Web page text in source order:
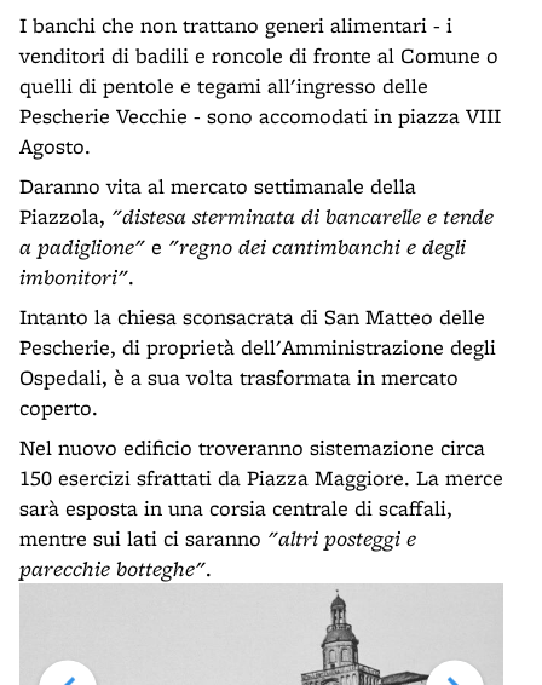
I banchi che non trattano generi alimentari - i
venditori di badili e roncole di fronte al Comune o
quelli di pentole e tegami all'ingresso delle
Pescherie Vecchie - sono accomodati in piazza VIII
Agosto.
Daranno vita al mercato settimanale della
Piazzola, "distesa sterminata di bancarelle e tende
a padiglione" e "regno dei cantimbanchi e degli
imbonitori".
Intanto la chiesa sconsacrata di San Matteo delle
Pescherie, di proprietà dell'Amministrazione degli
Ospedali, è a sua volta trasformata in mercato
coperto.
Nel nuovo edificio troveranno sistemazione circa
150 esercizi sfrattati da Piazza Maggiore. La merce
sarà esposta in una corsia centrale di scaffali,
mentre sui lati ci saranno "altri posteggi e
parecchie botteghe".